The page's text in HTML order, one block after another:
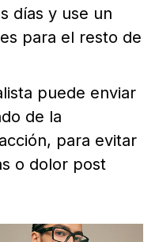
días y use un
para el resto de
puede enviar
de la
para evitar
o dolor post